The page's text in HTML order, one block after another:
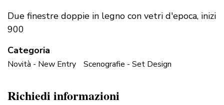
Due finestre doppie in legno con vetri d'epoca, inizi
900
Categoria
Novità - New Entry Scenografie - Set Design
Richiedi informazioni